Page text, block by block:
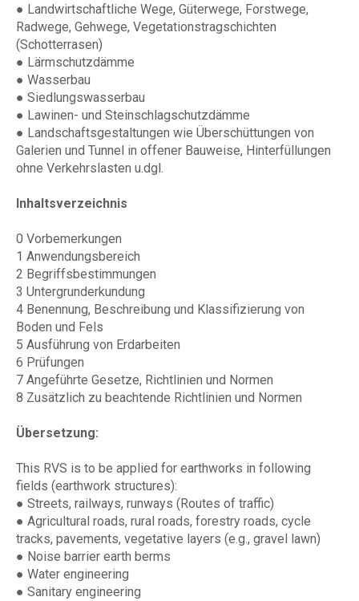
● Landwirtschaftliche Wege, Güterwege, Forstwege,
Radwege, Gehwege, Vegetationstragschichten
(Schotterrasen)
● Lärmschutzdämme
● Wasserbau
● Siedlungswasserbau
● Lawinen- und Steinschlagschutzdämme
● Landschaftsgestaltungen wie Überschüttungen von
Galerien und Tunnel in offener Bauweise, Hinterfüllungen
ohne Verkehrslasten u.dgl.
Inhaltsverzeichnis
0 Vorbemerkungen
1 Anwendungsbereich
2 Begriffsbestimmungen
3 Untergrunderkundung
4 Benennung, Beschreibung und Klassifizierung von
Boden und Fels
5 Ausführung von Erdarbeiten
6 Prüfungen
7 Angeführte Gesetze, Richtlinien und Normen
8 Zusätzlich zu beachtende Richtlinien und Normen
Übersetzung:
This RVS is to be applied for earthworks in following
fields (earthwork structures):
● Streets, railways, runways (Routes of traffic)
● Agricultural roads, rural roads, forestry roads, cycle
tracks, pavements, vegetative layers (e.g., gravel lawn)
● Noise barrier earth berms
● Water engineering
● Sanitary engineering